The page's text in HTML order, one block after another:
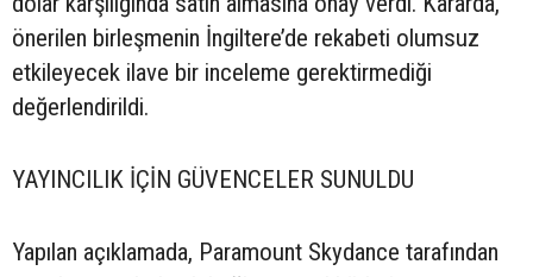
önerilen birleşmenin İngiltere’de rekabeti olumsuz
etkileyecek ilave bir inceleme gerektirmediği
değerlendirildi.
YAYINCILIK İÇİN GÜVENCELER SUNULDU
Yapılan açıklamada, Paramount Skydance tarafından